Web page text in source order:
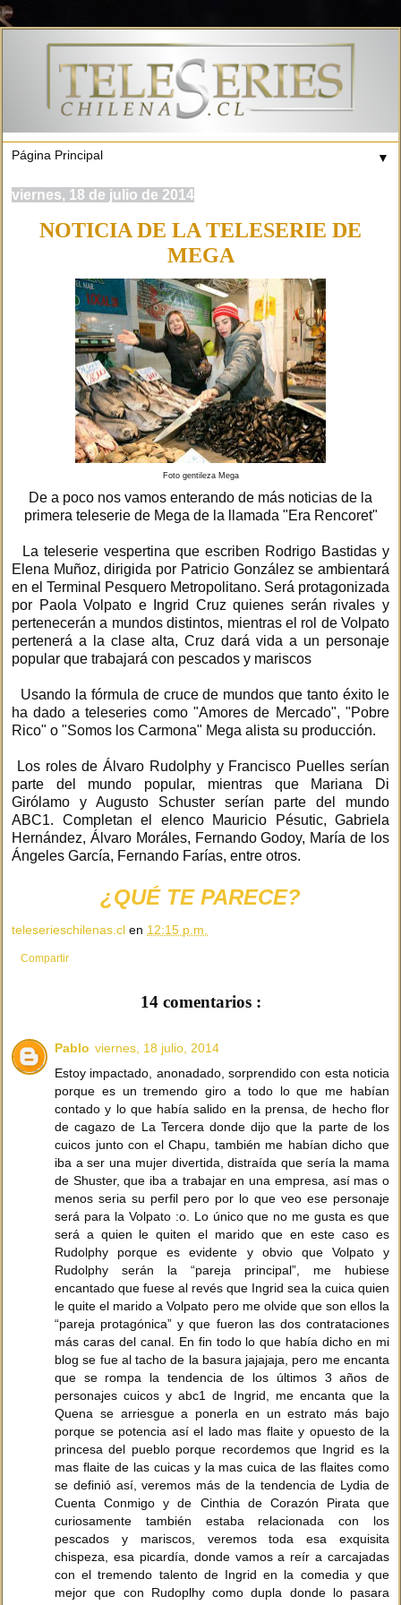
▼
viernes, 18 de julio de 2014
NOTICIA DE LA TELESERIE DE
MEGA
Foto gentileza Mega
De a poco nos vamos enterando de más noticias de la
primera teleserie de Mega de la llamada "Era Rencoret"
La teleserie vespertina que escriben Rodrigo Bastidas y
Elena Muñoz, dirigida por Patricio González se ambientará
en el Terminal Pesquero Metropolitano. Será protagonizada
por Paola Volpato e Ingrid Cruz quienes serán rivales y
pertenecerán a mundos distintos, mientras el rol de Volpato
pertenerá a la clase alta, Cruz dará vida a un personaje
popular que trabajará con pescados y mariscos
Usando la fórmula de cruce de mundos que tanto éxito le
ha dado a teleseries como "Amores de Mercado", "Pobre
Rico" o "Somos los Carmona" Mega alista su producción.
Los roles de Álvaro Rudolphy y Francisco Puelles serían
parte del mundo popular, mientras que Mariana Di
Girólamo y Augusto Schuster serían parte del mundo
ABC1. Completan el elenco Mauricio Pésutic, Gabriela
Hernández, Álvaro Moráles, Fernando Godoy, María de los
Ángeles García, Fernando Farías, entre otros.
¿QUÉ TE PARECE?
teleserieschilenas.cl en 12:15 p.m.
Compartir
14 comentarios :
Pablo viernes, 18 julio, 2014
Estoy impactado, anonadado, sorprendido con esta noticia
porque es un tremendo giro a todo lo que me habían
contado y lo que había salido en la prensa, de hecho flor
de cagazo de La Tercera donde dijo que la parte de los
cuicos junto con el Chapu, también me habían dicho que
iba a ser una mujer divertida, distraída que sería la mama
de Shuster, que iba a trabajar en una empresa, así mas o
menos seria su perfil pero por lo que veo ese personaje
será para la Volpato :o. Lo único que no me gusta es que
será a quien le quiten el marido que en este caso es
Rudolphy porque es evidente y obvio que Volpato y
Rudolphy serán la “pareja principal”, me hubiese
encantado que fuese al revés que Ingrid sea la cuica quien
le quite el marido a Volpato pero me olvide que son ellos la
“pareja protagónica” y que fueron las dos contrataciones
más caras del canal. En fin todo lo que había dicho en mi
blog se fue al tacho de la basura jajajaja, pero me encanta
que se rompa la tendencia de los últimos 3 años de
personajes cuicos y abc1 de Ingrid, me encanta que la
Quena se arriesgue a ponerla en un estrato más bajo
porque se potencia así el lado mas flaite y opuesto de la
princesa del pueblo porque recordemos que Ingrid es la
mas flaite de las cuicas y la mas cuica de las flaites como
se definió así, veremos más de la tendencia de Lydia de
Cuenta Conmigo y de Cinthia de Corazón Pirata que
curiosamente también estaba relacionada con los
pescados y mariscos, veremos toda esa exquisita
chispeza, esa picardía, donde vamos a reír a carcajadas
con el tremendo talento de Ingrid en la comedia y que
mejor que con Rudoplhy como dupla donde lo pasara